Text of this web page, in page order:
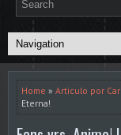
Home » Articulo por
Eterna!